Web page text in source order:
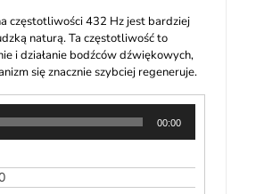
częstotliwości 432 Hz jest bardziej
naturą. Ta częstotliwość to
i działanie bodźców dźwiękowych,
się znacznie szybciej regeneruje.
00:00